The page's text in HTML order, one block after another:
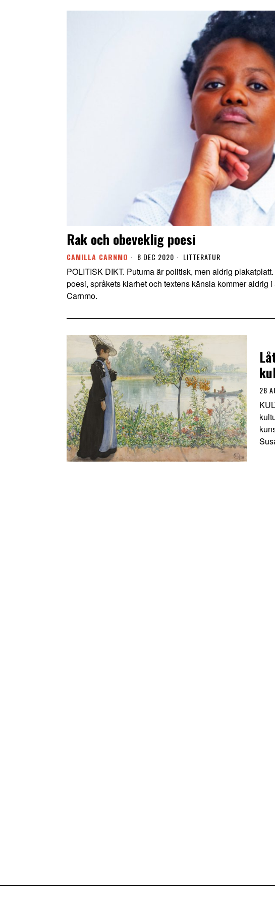
Rak och obeveklig poesi
CAMILLA CARNMO 8 DEC 2020 LITTERATUR
POLITISK DIKT. Putuma är politisk, men aldrig
poesi, språkets klarhet och textens känsla kommer aldrig
Carnmo.
28